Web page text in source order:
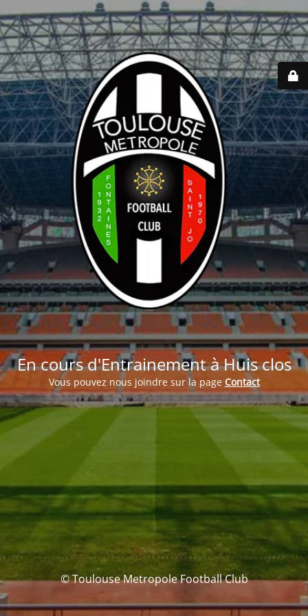
En cours d'Entrainement à Huis clos
Vous pouvez nous joindre sur la page Contact
© Toulouse Metropole Football Club